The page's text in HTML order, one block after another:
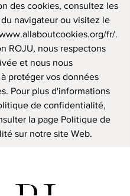
des cookies, consultez les
du navigateur ou visitez le
fr/.
ROJU, nous respectons
et nous nous
protéger vos données
Pour plus d'informations
de confidentialité,
la page Politique de
sur notre site Web.